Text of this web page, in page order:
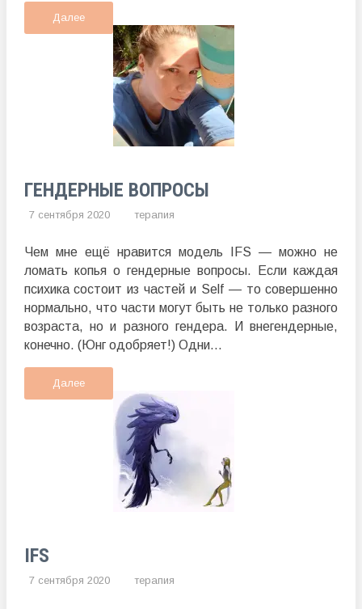
Далее
ГЕНДЕРНЫЕ ВОПРОСЫ
7 сентября 2020 терапия
Чем мне ещё нравится модель IFS — можно не
ломать копья о гендерные вопросы. Если каждая
психика состоит из частей и Self — то совершенно
нормально, что части могут быть не только разного
возраста, но и разного гендера. И внегендерные,
конечно. (Юнг одобряет!) Одни...
Далее
IFS
7 сентября 2020 терапия